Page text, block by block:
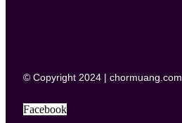
© Copyright 2024 | chormuang.com
Facebook